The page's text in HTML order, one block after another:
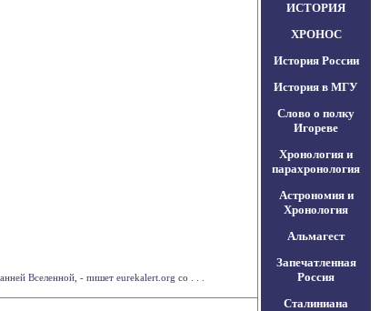
Вселенной, - пишет eurekalert.org со . . .
ИСТОРИЯ
ХРОНОС
История России
История в МГУ
Слово о полку
Игореве
Хронология и
парахронология
Астрономия и
Хронология
Альмагест
Запечатленная
Россия
Сталиниана